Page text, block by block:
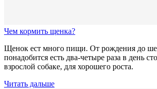
Чем кормить щенка?
Щенок ест много пищи. От рождения до
понадобится есть два-четыре раза в день
взрослой собаке, для хорошего роста.
Читать дальше